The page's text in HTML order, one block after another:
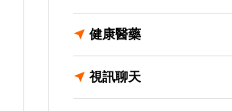
健康醫藥
視訊聊天